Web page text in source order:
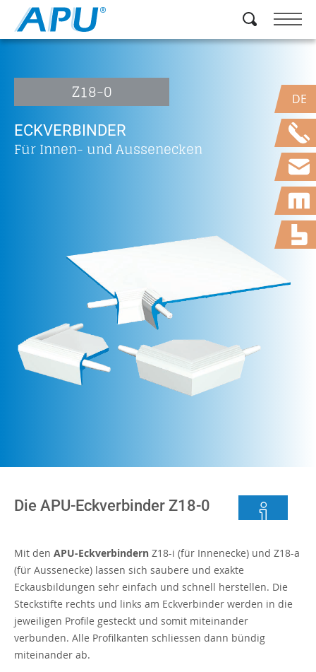
Z18-0
ECKVERBINDER
Für Innen- und Aussenecken
DE
Die APU-Eckverbinder Z18-0
Mit den APU-Eckverbindern Z18-i (für Innenecke) und Z18-a
(für Aussenecke) lassen sich saubere und exakte
Eckausbildungen sehr einfach und schnell herstellen. Die
Steckstifte rechts und links am Eckverbinder werden in die
jeweiligen Profile gesteckt und somit miteinander
verbunden. Alle Profilkanten schliessen dann bündig
miteinander ab.